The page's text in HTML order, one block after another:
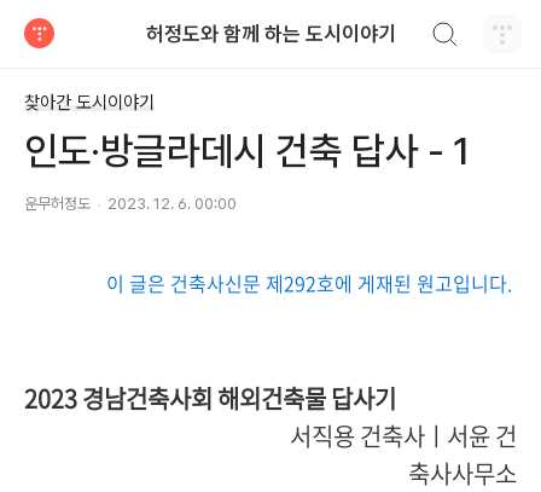
허정도와 함께 하는 도시이야기
찾아간 도시이야기
인도·방글라데시 건축 답사 - 1
운무허정도 2023. 12. 6. 00:00
이 글은 건축사신문 제292호에 게재된 원고입니다.
2023 경남건축사회 해외건축물 답사기
서직용 건축사ㅣ서윤 건
축사사무소